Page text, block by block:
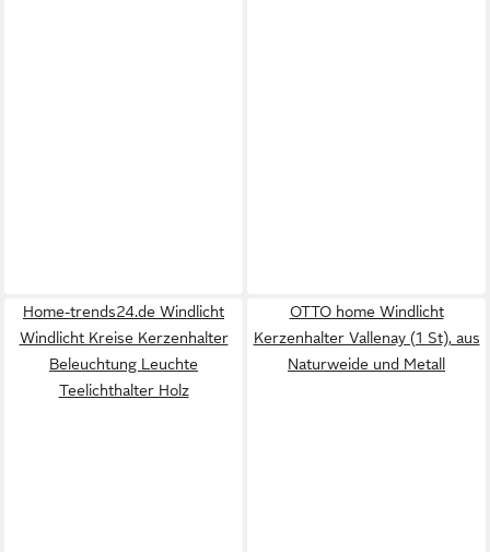
Home-trends24.de Windlicht
Windlicht Kreise Kerzenhalter
Beleuchtung Leuchte
Teelichthalter Holz
OTTO home Windlicht
Kerzenhalter Vallenay (1 St), aus
Naturweide und Metall